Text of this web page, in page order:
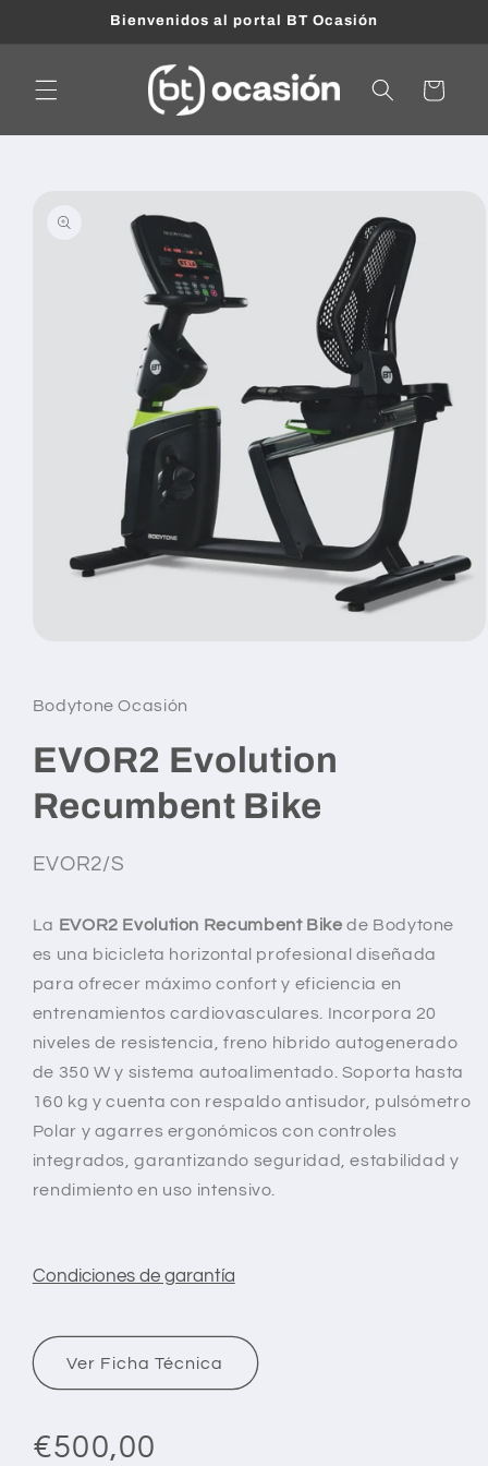
directamente
al contenido
Bienvenidos al portal BT Ocasión
Carrito
información
1
en
ventana
modal
Bodytone Ocasión
EVOR2 Evolution
Recumbent Bike
SKU:
EVOR2/S
La EVOR2 Evolution Recumbent Bike de Bodytone
es una bicicleta horizontal profesional diseñada
para ofrecer máximo confort y eficiencia en
entrenamientos cardiovasculares. Incorpora 20
niveles de resistencia, freno híbrido autogenerado
de 350 W y sistema autoalimentado. Soporta hasta
160 kg y cuenta con respaldo antisudor, pulsómetro
Polar y agarres ergonómicos con controles
integrados, garantizando seguridad, estabilidad y
rendimiento en uso intensivo.
Condiciones de garantía
Ver Ficha Técnica
Precio
€500,00